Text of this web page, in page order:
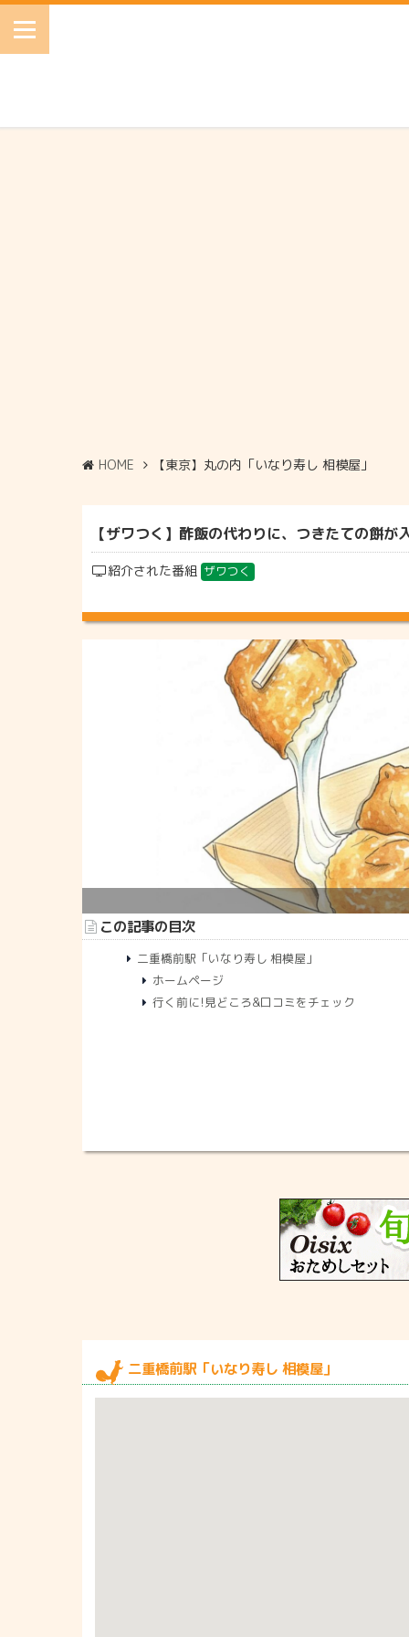
HOME 【東京】丸の内「いなり寿し 相模屋」
【ザワつく】酢飯の代わりに、つきたての餅
紹介された番組 ザワつく
この記事の目次
二重橋前駅「いなり寿し 相模屋」
ホームページ
行く前に!見どころ&口コミをチェック
二重橋前駅「いなり寿し 相模屋」